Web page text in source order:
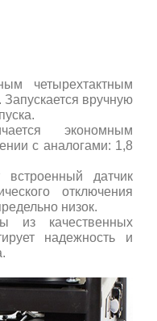
четырехтактным
вручную
экономным
с аналогами: 1,8
датчик
отключения
низок.
из качественных
надежность и